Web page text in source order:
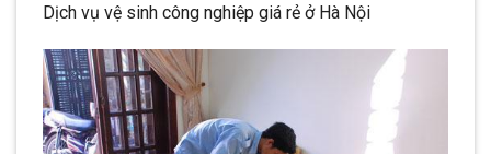
Dịch vụ vệ sinh công nghiệp giá rẻ ở Hà Nội